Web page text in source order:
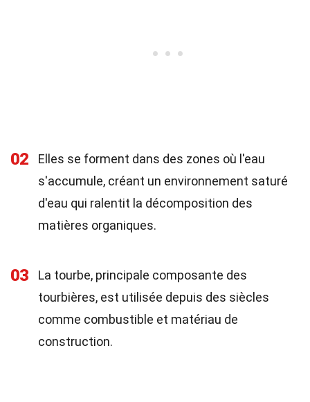
02
Elles se forment dans des zones où l'eau
s'accumule, créant un environnement saturé
d'eau qui ralentit la décomposition des
matières organiques.
03
La tourbe, principale composante des
tourbières, est utilisée depuis des siècles
comme combustible et matériau de
construction.